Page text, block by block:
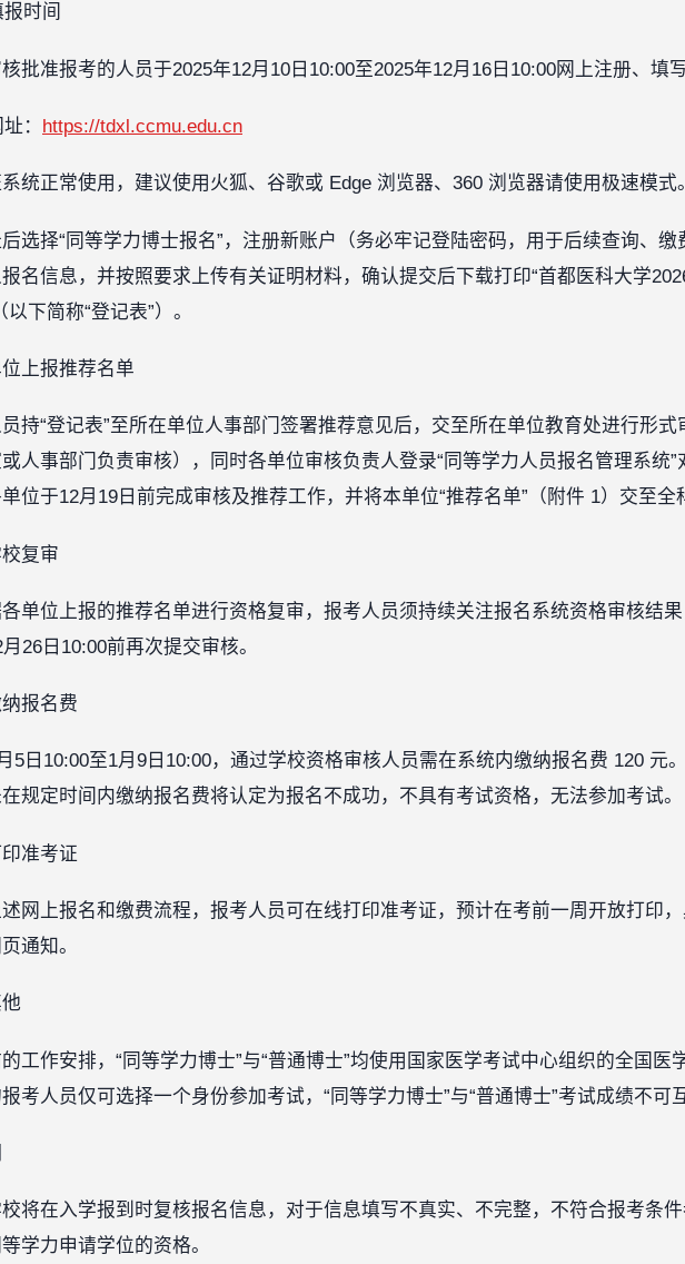
时间
批准报考的人员于2025年12月10日10:00至2025年12月16日10:00网上注册、填
： https://tdxl.ccmu.edu.cn
统正常使用，建议使用火狐、谷歌或 Edge 浏览器、360 浏览器请使用极速模式
选择“同等学力博士报名”，注册新账户（务必牢记登陆密码，用于后续查询、
名信息，并按照要求上传有关证明材料，确认提交后下载打印“首都医科大学
以下简称“登记表”）。
位上报推荐名单
持“登记表”至所在单位人事部门签署推荐意见后，交至所在单位教育处进行形
人事部门负责审核），同时各单位审核负责人登录“同等学力人员报名管理系统
位于12月19日前完成审核及推荐工作，并将本单位“推荐名单”（附件 1）交至全
校复审
单位上报的推荐名单进行资格复审，报考人员须持续关注报名系统资格审核结
26日10:00前再次提交审核。
纳报名费
5日10:00至1月9日10:00，通过学校资格审核人员需在系统内缴纳报名费 120 元
规定时间内缴纳报名费将认定为报名不成功，不具有考试资格，无法参加考试。
印准考证
网上报名和缴费流程，报考人员可在线打印准考证，预计在考前一周开放打印
通知。
工作安排，“同等学力博士”与“普通博士”均使用国家医学考试中心组织的全国医
考人员仅可选择一个身份参加考试，“同等学力博士”与“普通博士”考试成绩不可
校将在入学报到时复核报名信息，对于信息填写不真实、不完整，不符合报考条
学力申请学位的资格。